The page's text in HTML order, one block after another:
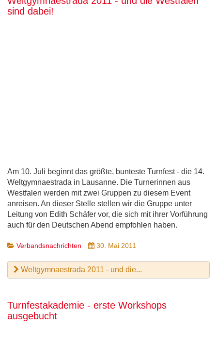
sind dabei!
Am 10. Juli beginnt das größte, bunteste Turnfest - die 14.
Weltgymnaestrada in Lausanne. Die Turnerinnen aus
Westfalen werden mit zwei Gruppen zu diesem Event
anreisen. An dieser Stelle stellen wir die Gruppe unter
Leitung von Edith Schäfer vor, die sich mit ihrer Vorführung
auch für den Deutschen Abend empfohlen haben.
Verbandsnachrichten 30. Mai 2011
Weltgymnaestrada 2011 - und die...
Turnfestakademie - erste Workshops
ausgebucht